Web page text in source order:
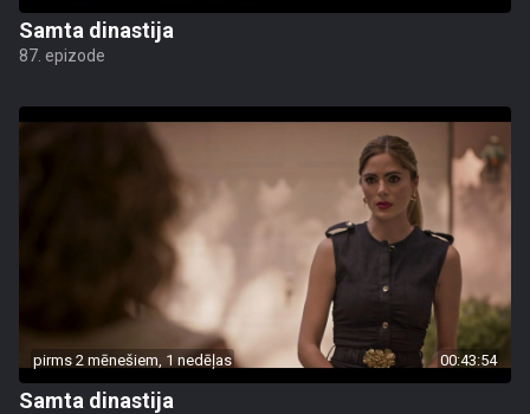
Samta dinastija
87. epizode
pirms 2 mēnešiem, 1 nedēļas 00:43:54
Samta dinastija